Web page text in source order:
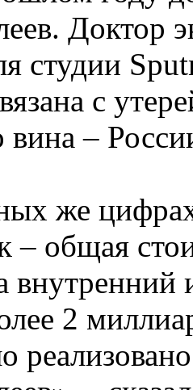
Доктор
студии
с
вина –
же цифрах
– общая
2